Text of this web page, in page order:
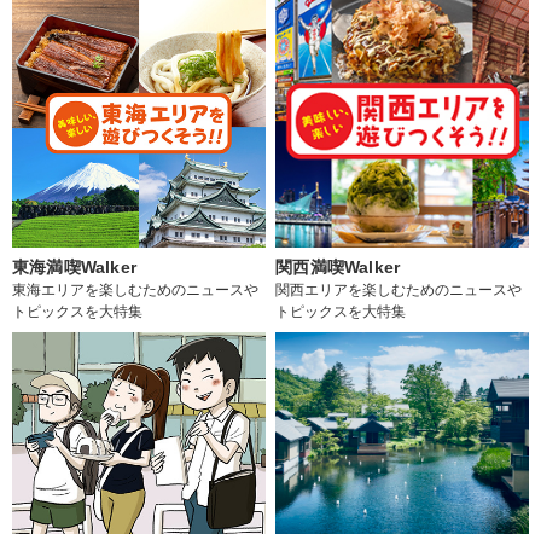
東海満喫Walker
東海エリアを楽しむためのニュースや
トピックスを大特集
関西満喫Walker
関西エリアを楽しむためのニュースや
トピックスを大特集